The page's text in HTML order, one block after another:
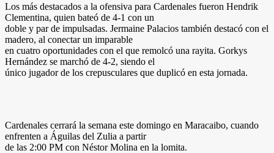
Los más destacados a la ofensiva para Cardenales fueron Hendrik
Clementina, quien bateó de 4-1 con un
doble y par de impulsadas. Jermaine Palacios también destacó con el
madero, al conectar un imparable
en cuatro oportunidades con el que remolcó una rayita. Gorkys
Hernández se marchó de 4-2, siendo el
único jugador de los crepusculares que duplicó en esta jornada.
Cardenales cerrará la semana este domingo en Maracaibo, cuando
enfrenten a Águilas del Zulia a partir
de las 2:00 PM con Néstor Molina en la lomita.